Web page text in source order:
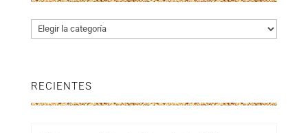
Categorías
RECIENTES